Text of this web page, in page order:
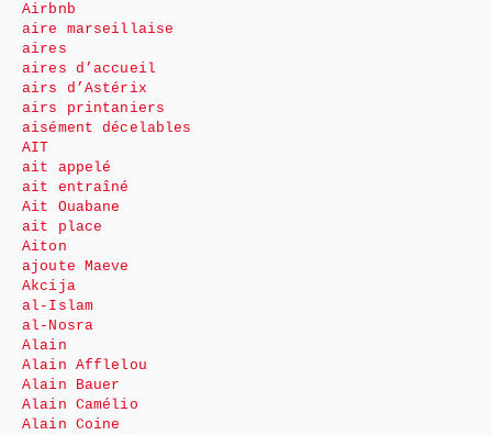
Airbnb
aire marseillaise
aires
aires d’accueil
airs d’Astérix
airs printaniers
aisément décelables
AIT
ait appelé
ait entraîné
Ait Ouabane
ait place
Aiton
ajoute Maeve
Akcija
al-Islam
al-Nosra
Alain
Alain Afflelou
Alain Bauer
Alain Camélio
Alain Coine